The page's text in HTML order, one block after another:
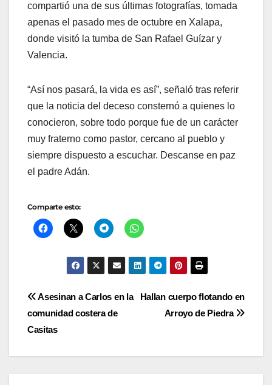
compartió una de sus últimas fotografías, tomada
apenas el pasado mes de octubre en Xalapa,
donde visitó la tumba de San Rafael Guízar y
Valencia.
“Así nos pasará, la vida es así”, señaló tras referir
que la noticia del deceso consternó a quienes lo
conocieron, sobre todo porque fue de un carácter
muy fraterno como pastor, cercano al pueblo y
siempre dispuesto a escuchar. Descanse en paz
el padre Adán.
Comparte esto:
Navegación
de
entradas
Hallan cuerpo flotando en
Arroyo de Piedra
Asesinan a Carlos en la
comunidad costera de
Casitas